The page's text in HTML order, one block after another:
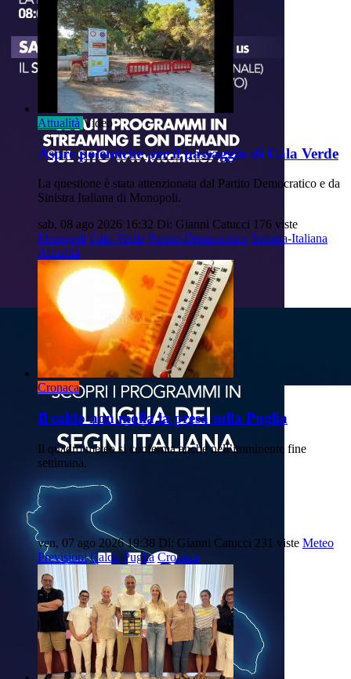
Attualità Video
Aspre polemiche per il passaggio di Cala Verde
La questione è stata attenzionata dal Partito Democratico e da
Sinistra Italiana di Monopoli.
sab, 08 ago 2026 16:32 Di: Gianni Catucci 176 viste
Monopoli Cala-Verde Partito-Democratico Sinistra-Italiana
Attualità
Cronaca
Il caldo non molla la presa sulla Puglia
Il quadro meteo si conferma anche nell’imminente fine
settimana.
ven, 07 ago 2026 19:38 Di: Gianni Catucci 231 viste Meteo
Previsioni Caldo Puglia Cronaca